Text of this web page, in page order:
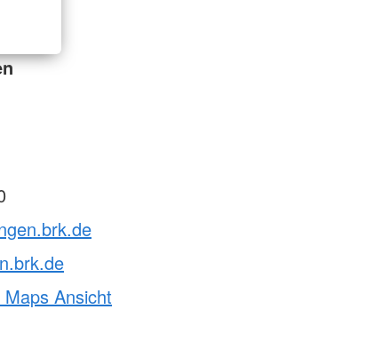
Ansicht